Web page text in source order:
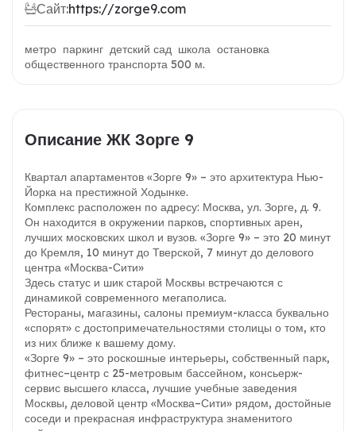
Сайт:https://zorge9.com
метро паркинг детский сад школа остановка
общественного транспорта 500 м.
Описание ЖК Зорге 9
Квартал апартаментов «Зорге 9» – это архитектура Нью-
Йорка на престижной Ходынке.
Комплекс расположен по адресу: Москва, ул. Зорге, д. 9.
Он находится в окружении парков, спортивных арен,
лучших московских школ и вузов. «Зорге 9» – это 20 минут
до Кремля, 10 минут до Тверской, 7 минут до делового
центра «Москва-Сити»
Здесь статус и шик старой Москвы встречаются с
динамикой современного мегаполиса.
Рестораны, магазины, салоны премиум-класса буквально
«спорят» с достопримечательностями столицы о том, кто
из них ближе к вашему дому.
«Зорге 9» – это роскошные интерьеры, собственный парк,
фитнес–центр с 25-метровым бассейном, консьерж-
сервис высшего класса, лучшие учебные заведения
Москвы, деловой центр «Москва–Сити» рядом, достойные
соседи и прекрасная инфраструктура знаменитого